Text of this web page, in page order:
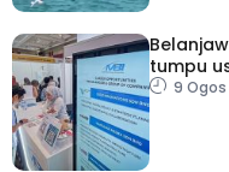
tumpu
9 Ogos